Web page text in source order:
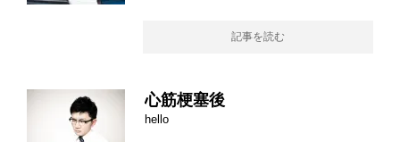
記事を読む
心筋梗塞後
hello